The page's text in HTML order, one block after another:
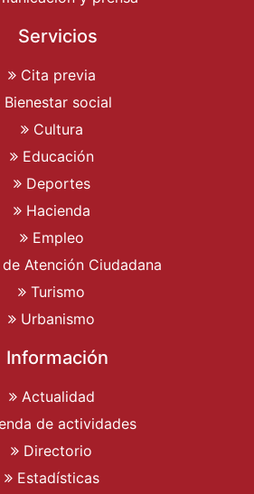
Servicios
Cita previa
Bienestar social
Cultura
Educación
Deportes
Hacienda
Empleo
Atención Ciudadana
Turismo
Urbanismo
Información
Actualidad
de actividades
Directorio
Estadísticas